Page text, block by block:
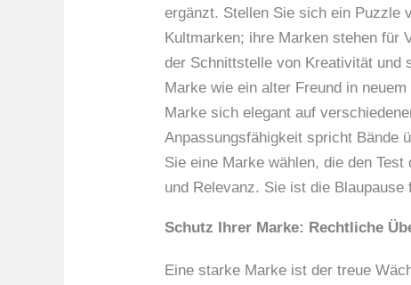
ergänzt. Stellen Sie sich ein Puzzle
Kultmarken; ihre Marken stehen für
der Schnittstelle von Kreativität und
Marke wie ein alter Freund in
Marke sich elegant auf
Anpassungsfähigkeit spricht Bände
Sie eine Marke wählen, die den
und Relevanz. Sie ist die Blaupause
Schutz Ihrer Marke: Rechtliche
Eine starke Marke ist der treue